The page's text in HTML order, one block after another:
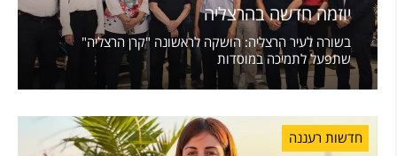
יוזמה חדשה בהרצליה
בשורה לעיר הרצליה: הושקה לראשונה "קרן הרצליה"
שתפעל לתמיכה במוסדות
חדשות רעננה